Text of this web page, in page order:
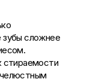
зубы сложнее
стираемости